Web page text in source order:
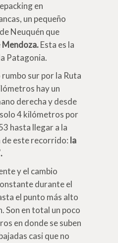
en
un pequeño
Neuquén que
Mendoza.Esta es la
Patagonia.
sur por la Ruta
hay un
derecha y desde
4 kilómetros por
hasta llegar a la
este recorrido: la
y el cambio
durante el
el punto más alto
Son en total un poco
en donde se suben
casi que no